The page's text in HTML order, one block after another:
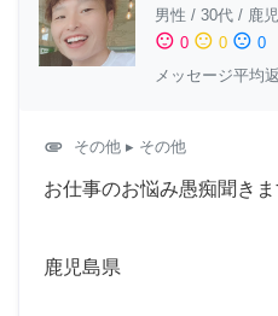
男性 / 30代 / 鹿
sentiment_satisfied 0 sentiment_neutral 0 sentiment_dissatisfied 0
メッセージ平均
attachment その他 ▸ その他
お仕事のお悩み愚痴聞きま
鹿児島県